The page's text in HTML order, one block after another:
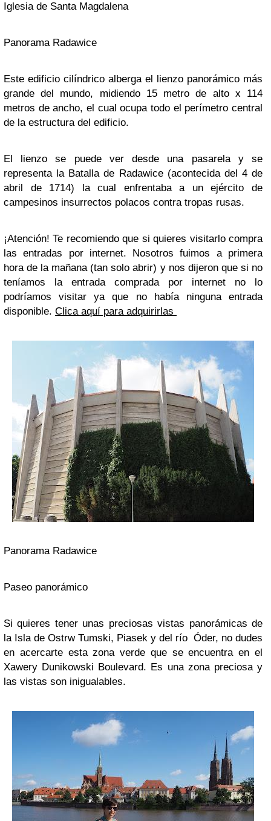
Iglesia de Santa Magdalena
Panorama Radawice
Este edificio cilíndrico alberga el lienzo panorámico más
grande del mundo, midiendo 15 metro de alto x 114
metros de ancho, el cual ocupa todo el perímetro central
de la estructura del edificio.
El lienzo se puede ver desde una pasarela y se
representa la Batalla de Radawice (acontecida del 4 de
abril de 1714) la cual enfrentaba a un ejército de
campesinos insurrectos polacos contra tropas rusas.
¡Atención! Te recomiendo que si quieres visitarlo compra
las entradas por internet. Nosotros fuimos a primera
hora de la mañana (tan solo abrir) y nos dijeron que si no
teníamos la entrada comprada por internet no lo
podríamos visitar ya que no había ninguna entrada
disponible. Clica aquí para adquirirlas
Panorama Radawice
Paseo panorámico
Si quieres tener unas preciosas vistas panorámicas de
la Isla de Ostrw Tumski, Piasek y del río Óder, no dudes
en acercarte esta zona verde que se encuentra en el
Xawery Dunikowski Boulevard. Es una zona preciosa y
las vistas son inigualables.